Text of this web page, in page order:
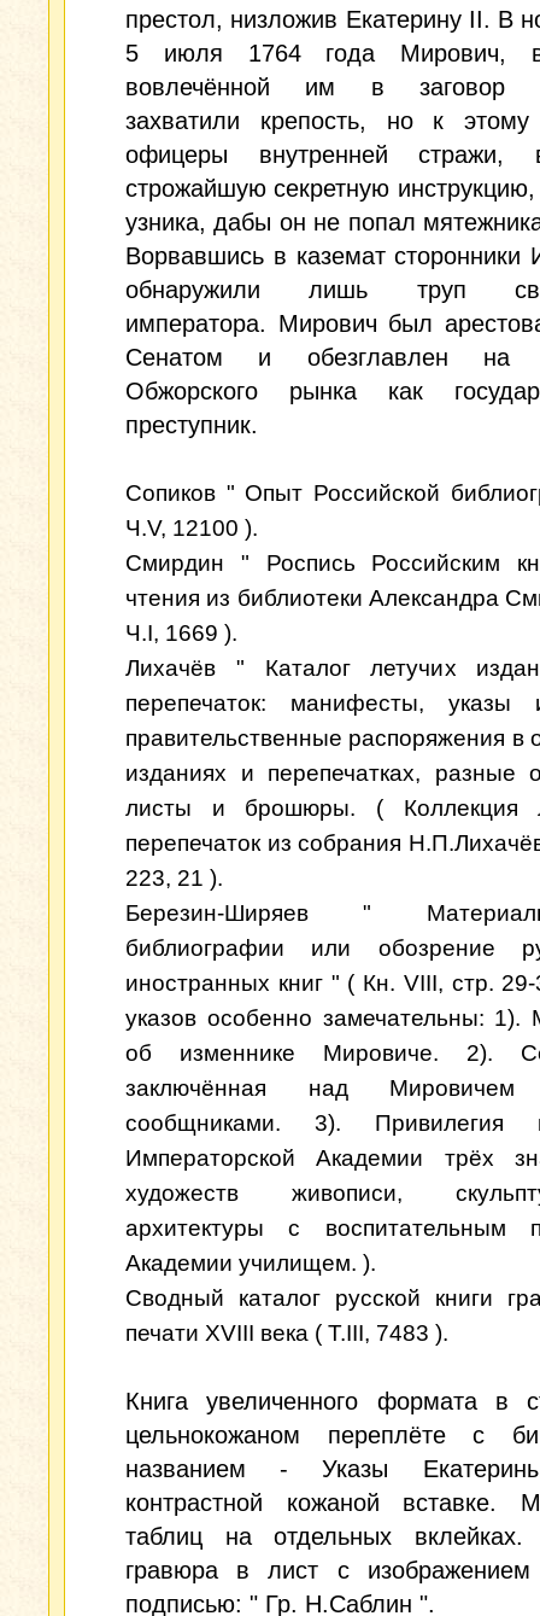
престол, низложив Екатерину II. В
5 июля 1764 года Мирович,
вовлечённой им в заговор
захватили крепость, но к
офицеры внутренней стражи,
строжайшую секретную инструкцию,
узника, дабы он не попал
Ворвавшись в каземат сторонники
обнаружили лишь труп
императора. Мирович был
Сенатом и обезглавлен на
Обжорского рынка как
преступник.
Сопиков " Опыт Российской
Ч.V, 12100 ).
Смирдин " Роспись Российским
чтения из библиотеки Александра
Ч.I, 1669 ).
Лихачёв " Каталог летучих
перепечаток: манифесты, указы
правительственные распоряжения в
изданиях и перепечатках, разные
листы и брошюры. ( Коллекция
перепечаток из собрания
223, 21 ).
Березин-Ширяев "
библиографии или обозрение
иностранных книг " ( Кн. VIII, стр.
указов особенно замечательны: 1).
об изменнике Мировиче. 2).
заключённая над
сообщниками. 3). Привилегия
Императорской Академии трёх
художеств живописи,
архитектуры с воспитательным
Академии училищем. ).
Сводный каталог русской книги
печати XVIII века ( Т.III, 7483 ).
Книга увеличенного формата в
цельнокожаном переплёте с
названием - Указы
контрастной кожаной вставке.
таблиц на отдельных вклейках.
гравюра в лист с
подписью: " Гр. Н.Саблин ".